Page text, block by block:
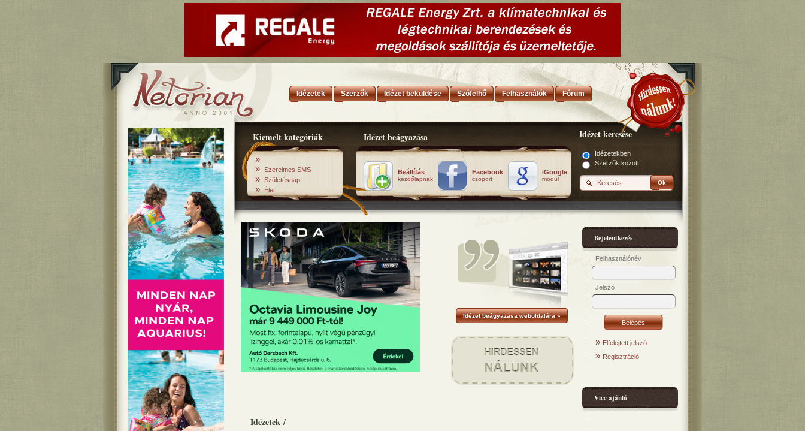
Idézetek Szerzők Idézet beküldése Szófelhő Felhasználók Fórum
Kiemelt kategóriák
»
» Szerelmes SMS
» Születésnap
» Élet
Idézet beágyazása
Beállítás
kezdőlapnak
Facebook
csoport
iGoogle
modul
Idézet keresése
Idézetekben
Szerzők között
Ok
Idézet beágyazása weboldalára »
Idézetek /
Bejelentkezés
Felhasználónév
Jelszó
» Elfelejtett jelszó
» Regisztráció
Vicc ajánló